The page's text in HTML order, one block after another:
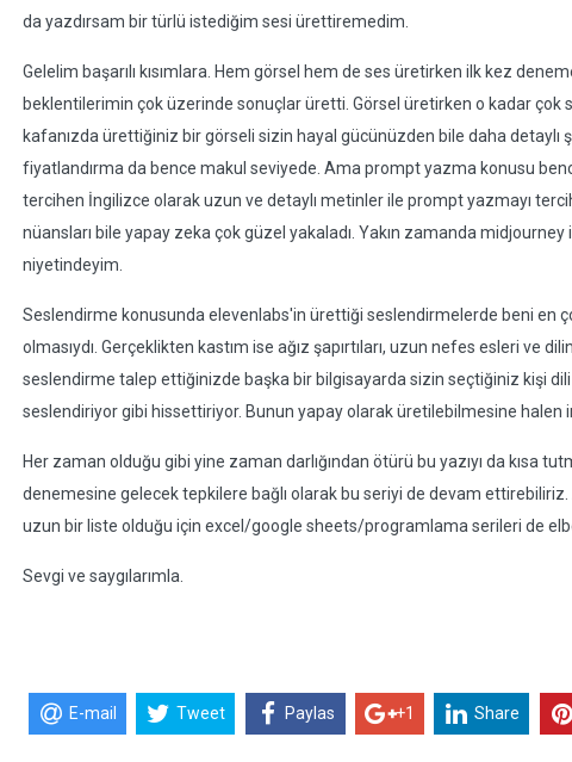
da yazdırsam bir türlü istediğim sesi ürettiremedim.
Gelelim başarılı kısımlara. Hem görsel hem de ses üretirken ilk kez
beklentilerimin çok üzerinde sonuçlar üretti. Görsel üretirken o kadar çok
kafanızda ürettiğiniz bir görseli sizin hayal gücünüzden bile daha detaylı
fiyatlandırma da bence makul seviyede. Ama prompt yazma konusu
tercihen İngilizce olarak uzun ve detaylı metinler ile prompt yazmayı
nüansları bile yapay zeka çok güzel yakaladı. Yakın zamanda
niyetindeyim.
Seslendirme konusunda elevenlabs'in ürettiği seslendirmelerde beni en
olmasıydı. Gerçeklikten kastım ise ağız şapırtıları, uzun nefes esleri ve
seslendirme talep ettiğinizde başka bir bilgisayarda sizin seçtiğiniz kişi
seslendiriyor gibi hissettiriyor. Bunun yapay olarak üretilebilmesine halen
Her zaman olduğu gibi yine zaman darlığından ötürü bu yazıyı da kısa
denemesine gelecek tepkilere bağlı olarak bu seriyi de devam
uzun bir liste olduğu için excel/google sheets/programlama serileri de
Sevgi ve saygılarımla.
E-mail Tweet Paylas +1 Share